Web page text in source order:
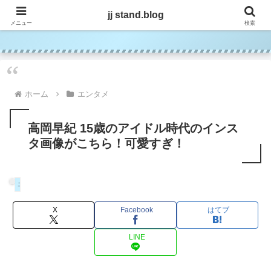
jj stand.blog
ホーム エンタメ
高岡早紀 15歳のアイドル時代のインス
タ画像がこちら！可愛すぎ！
エンタメ
X Facebook はてブ
LINE
メニュー
jj stand.blog
検索